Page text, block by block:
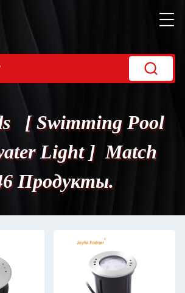
[ Swimming Pool
Light ] Match
Продукты.